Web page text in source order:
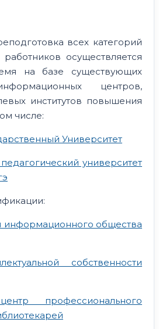
всех категорий
осуществляется
на базе существующих
центров,
институтов повышения
числе:
Университет
университет
информационного общества
собственности
профессионального